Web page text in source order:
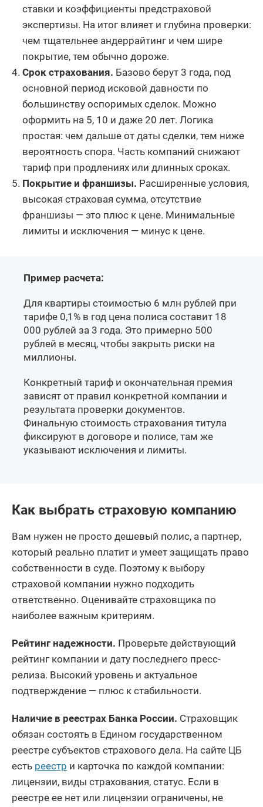
ставки и коэффициенты предстраховой
экспертизы. На итог влияет и глубина проверки:
чем тщательнее андеррайтинг и чем шире
покрытие, тем обычно дороже.
Срок страхования. Базово берут 3 года, под
основной период исковой давности по
большинству оспоримых сделок. Можно
оформить на 5, 10 и даже 20 лет. Логика
простая: чем дальше от даты сделки, тем ниже
вероятность спора. Часть компаний снижают
тариф при продлениях или длинных сроках.
Покрытие и франшизы. Расширенные условия,
высокая страховая сумма, отсутствие
франшизы — это плюс к цене. Минимальные
лимиты и исключения — минус к цене.
Пример расчета:
Для квартиры стоимостью 6 млн рублей при
тарифе 0,1% в год цена полиса составит 18
000 рублей за 3 года. Это примерно 500
рублей в месяц, чтобы закрыть риски на
миллионы.
Конкретный тариф и окончательная премия
зависят от правил конкретной компании и
результата проверки документов.
Финальную стоимость страхования титула
фиксируют в договоре и полисе, там же
указывают исключения и лимиты.
Как выбрать страховую компанию
Вам нужен не просто дешевый полис, а партнер,
который реально платит и умеет защищать право
собственности в суде. Поэтому к выбору
страховой компании нужно подходить
ответственно. Оценивайте страховщика по
наиболее важным критериям.
Рейтинг надежности. Проверьте действующий
рейтинг компании и дату последнего пресс-
релиза. Высокий уровень и актуальное
подтверждение — плюс к стабильности.
Наличие в реестрах Банка России. Страховщик
обязан состоять в Едином государственном
реестре субъектов страхового дела. На сайте ЦБ
есть реестр и карточка по каждой компании:
лицензии, виды страхования, статус. Если в
реестре ее нет или лицензии ограничены, не